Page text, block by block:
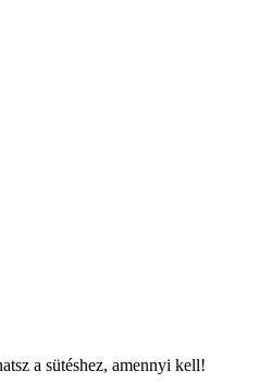
a sütéshez, amennyi kell!